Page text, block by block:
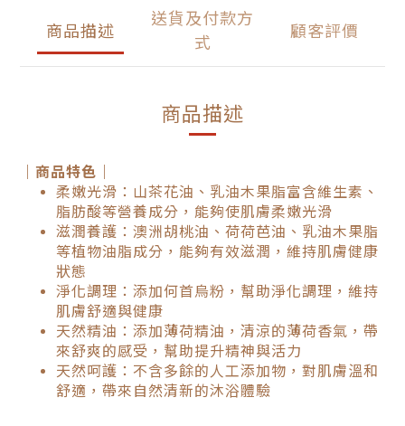
商品描述
送貨及付款方
式
顧客評價
商品描述
｜商品特色｜
柔嫩光滑：山茶花油、乳油木果脂富含維生素、
脂肪酸等營養成分，能夠使肌膚柔嫩光滑
滋潤養護：澳洲胡桃油、荷荷芭油、乳油木果脂
等植物油脂成分，能夠有效滋潤，維持肌膚健康
狀態
淨化調理：添加何首烏粉，幫助淨化調理，維持
肌膚舒適與健康
天然精油：添加薄荷精油，清涼的薄荷香氣，帶
來舒爽的感受，幫助提升精神與活力
天然呵護：不含多餘的人工添加物，對肌膚溫和
舒適，帶來自然清新的沐浴體驗